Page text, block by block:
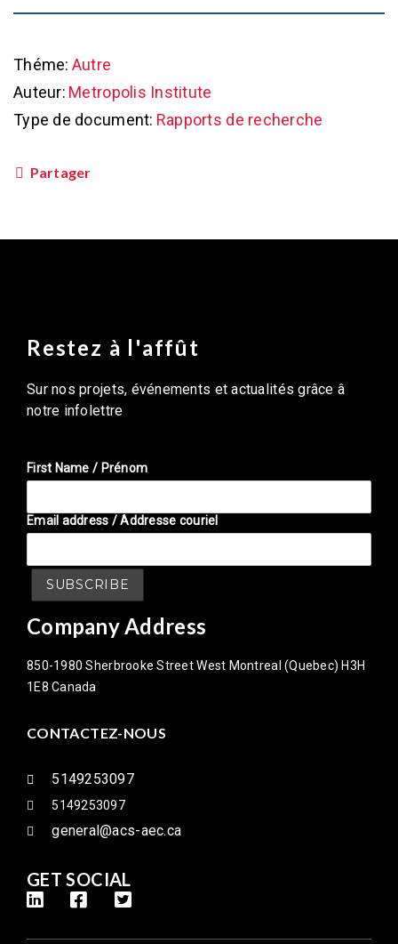
Théme: Autre
Auteur: Metropolis Institute
Type de document: Rapports de recherche
Partager
Restez à l'affût
Sur nos projets, événements et actualités grâce â
notre infolettre
First Name / Prénom
Email address / Addresse couriel
Company Address
850-1980 Sherbrooke Street West Montreal (Quebec) H3H
1E8 Canada
CONTACTEZ-NOUS
5149253097
5149253097
general@acs-aec.ca
GET SOCIAL